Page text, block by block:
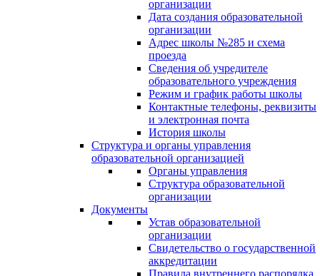
организации
Дата создания образовательной
организации
Адрес школы №285 и схема
проезда
Сведения об учредителе
образовательного учреждения
Режим и график работы школы
Контактные телефоны, реквизиты
и электронная почта
История школы
Структура и органы управления
образовательной организацией
Органы управления
Структура образовательной
организации
Документы
Устав образовательной
организации
Свидетельство о государственной
аккредитации
Правила внутреннего распорядка